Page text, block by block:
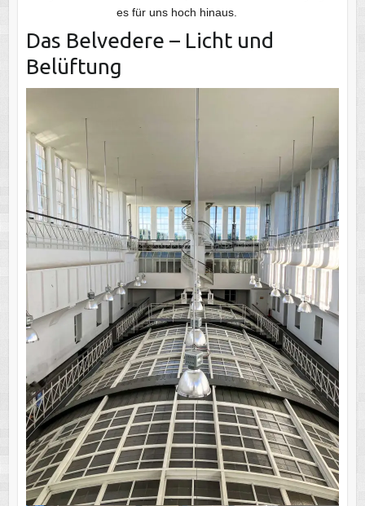
es für uns hoch hinaus.
Das Belvedere – Licht und
Belüftung